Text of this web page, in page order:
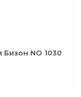
NO 1030